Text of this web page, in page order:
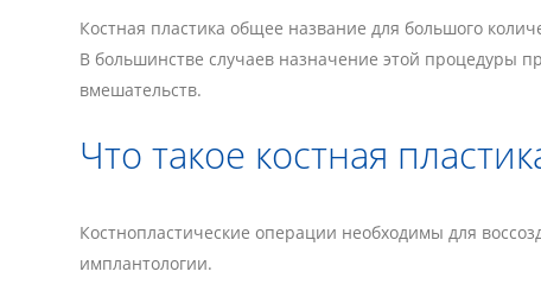
Костная пластика общее название для большого
В большинстве случаев назначение этой процедуры
вмешательств.
Что такое костная
Костнопластические операции необходимы для
имплантологии.